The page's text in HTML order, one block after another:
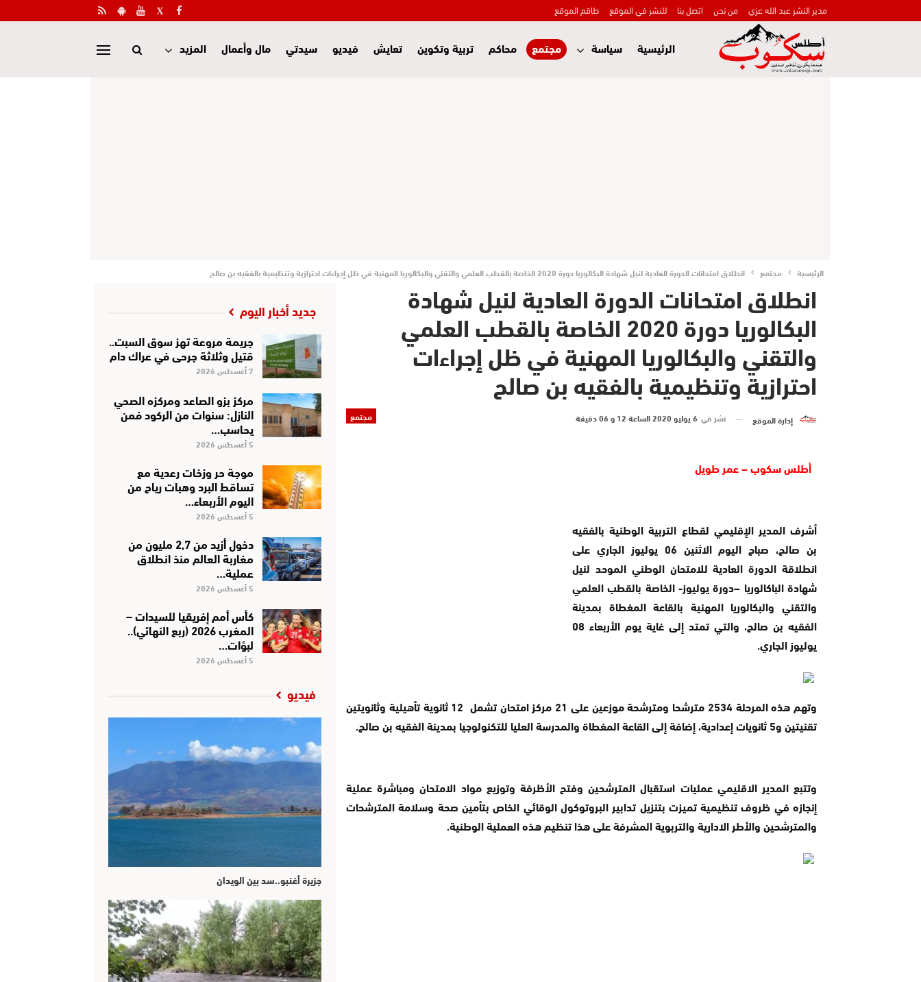
مدير النشر عبد الله عزي من نحن اتصل بنا للنشر في الموقع طاقم الموقع
الرئيسية سياسة مجتمع محاكم تربية وتكوين تعايش فيديو سيدتي مال وأعمال المزيد
الرئيسية مجتمع انطلاق امتحانات الدورة العادية لنيل شهادة البكالوريا دورة 2020 الخاصة بالقطب العلمي والتقني والبكالوريا المهنية في ظل إجراءات احترازية وتنظيمية بالفقيه بن صالح
انطلاق امتحانات الدورة العادية لنيل شهادة
البكالوريا دورة 2020 الخاصة بالقطب العلمي
والتقني والبكالوريا المهنية في ظل إجراءات
احترازية وتنظيمية بالفقيه بن صالح
مجتمع إدارة الموقع نشر في 6 يوليو 2020 الساعة 12 و 06 دقيقة
أطلس سكوب – عمر طويل
أشرف المدير الإقليمي لقطاع التربية الوطنية بالفقيه
بن صالح، صباح اليوم الاثنين 06 يوليوز الجاري على
انطلاقة الدورة العادية للامتحان الوطني الموحد لنيل
شهادة الباكالوريا –دورة يوليوز- الخاصة بالقطب العلمي
والتقني والبكالوريا المهنية بالقاعة المغطاة بمدينة
الفقيه بن صالح، والتي تمتد إلى غاية يوم الأربعاء 08
يوليوز الجاري.
وتهم هذه المرحلة 2534 مترشحا ومترشحة موزعين على 21 مركز امتحان تشمل 12 ثانوية تأهيلية وثانويتين
تقنيتين و5 ثانويات إعدادية، إضافة إلى القاعة المغطاة والمدرسة العليا للتكنولوجيا بمدينة الفقيه بن صالح.
وتتبع المدير الاقليمي عمليات استقبال المترشحين وفتح الأظرفة وتوزيع مواد الامتحان ومباشرة عملية
إنجازه في ظروف تنظيمية تميزت بتنزيل تدابير البروتوكول الوقائي الخاص بتأمين صحة وسلامة المترشحات
والمترشحين والأطر الادارية والتربوية المشرفة على هذا تنظيم هذه العملية الوطنية.
جديد أخبار اليوم
جريمة مروعة تهز سوق السبت..
قتيل وثلاثة جرحى في عراك دام
7 أغسطس 2026
مركز بزو الصاعد ومركزه الصحي
النازل: سنوات من الركود فمن
يحاسب…
5 أغسطس 2026
موجة حر وزخات رعدية مع
تساقط البرد وهبات رياح من
اليوم الأربعاء…
5 أغسطس 2026
دخول أزيد من 2,7 مليون من
مغاربة العالم منذ انطلاق
عملية…
5 أغسطس 2026
كأس أمم إفريقيا للسيدات –
المغرب 2026 (ربع النهائي)..
لبؤات…
5 أغسطس 2026
فيديو
جزيرة أغنبو..سد بين الويدان